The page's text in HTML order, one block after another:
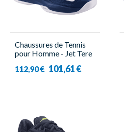
Chaussures de Tennis
pour Homme - Jet Tere
Babolat
112,90 € 101,61 €